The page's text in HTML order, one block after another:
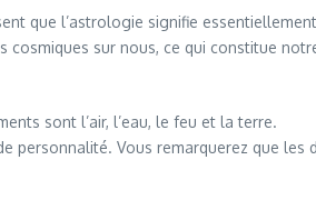
que l’astrologie signifie
sur nous, ce qui constitue
sont l’air, l’eau, le feu et la terre.
personnalité. Vous remarquerez que